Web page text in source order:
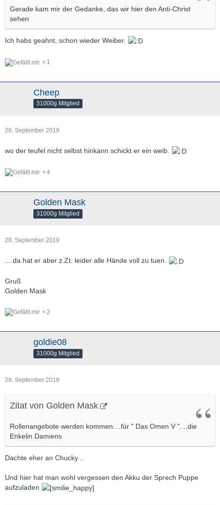
Gerade kam mir der Gedanke, das wir hier den Anti-Christ
sehen
Ich habs geahnt, schon wieder Weiber.
1
Cheep
31000g Mitglied
28. September 2019
wo der teufel nicht selbst hinkann schickt er ein weib.
4
Golden Mask
31000g Mitglied
28. September 2019
....da hat er aber z.Zt. leider alle Hände voll zu tuen.
Gruß
Golden Mask
2
goldie08
31000g Mitglied
28. September 2019
Zitat von Golden Mask
Rollenangebote werden kommen....für " Das Omen V "....die
Enkelin Damiens
Dachte eher an Chucky ..
Und hier hat man wohl vergessen den Akku der Sprech Puppe
aufzuladen